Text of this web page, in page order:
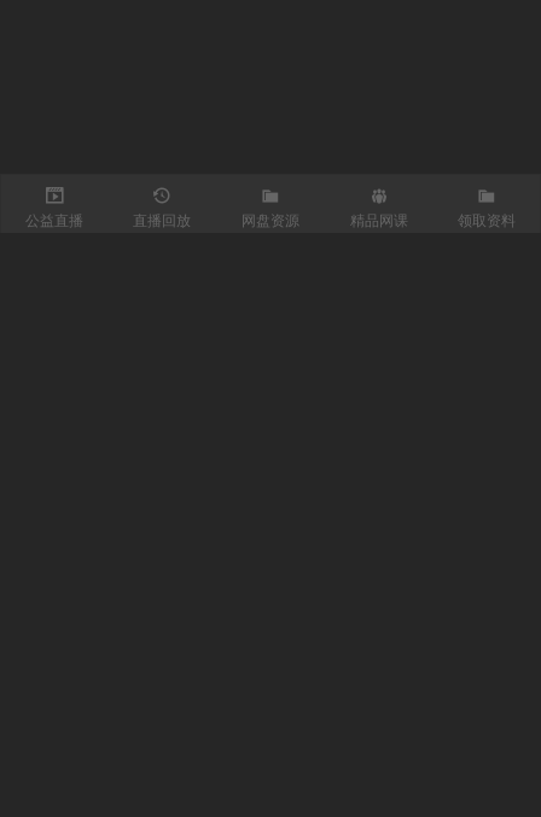
公益直播 直播回放 网盘资源 精品网课 领取资料